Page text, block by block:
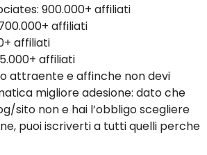
900.000+ affiliati
affiliati
affiliati
affiliati
attraente e affinche non devi
migliore adesione: dato che
sito non e hai l’obbligo scegliere
puoi iscriverti a tutti quelli perche